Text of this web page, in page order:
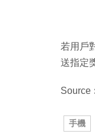
若用戶
送指定
手機